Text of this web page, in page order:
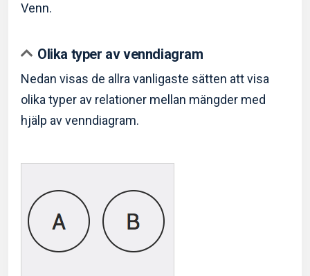
Venn.
Olika typer av venndiagram
Nedan visas de allra vanligaste sätten att visa
olika typer av relationer mellan mängder med
hjälp av venndiagram.